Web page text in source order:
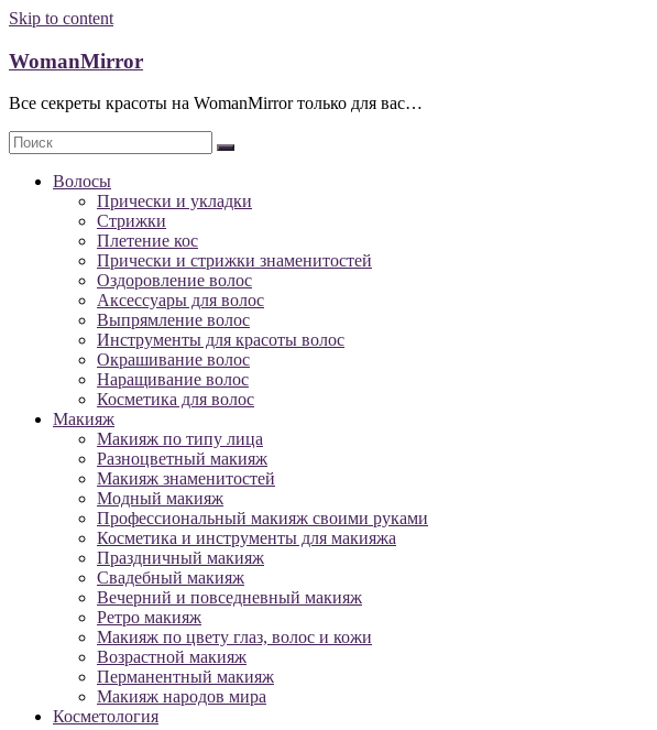
Skip to content
WomanMirror
Все секреты красоты на WomanMirror только для вас…
Волосы
Прически и укладки
Стрижки
Плетение кос
Прически и стрижки знаменитостей
Оздоровление волос
Аксессуары для волос
Выпрямление волос
Инструменты для красоты волос
Окрашивание волос
Наращивание волос
Косметика для волос
Макияж
Макияж по типу лица
Разноцветный макияж
Макияж знаменитостей
Модный макияж
Профессиональный макияж своими руками
Косметика и инструменты для макияжа
Праздничный макияж
Свадебный макияж
Вечерний и повседневный макияж
Ретро макияж
Макияж по цвету глаз, волос и кожи
Возрастной макияж
Перманентный макияж
Макияж народов мира
Косметология